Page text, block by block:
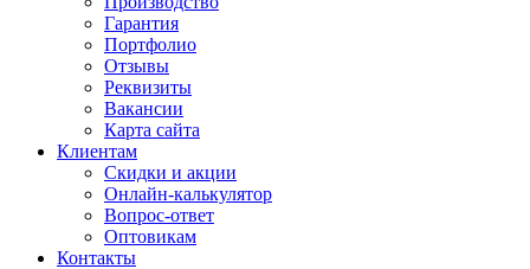
Гарантия
Портфолио
Отзывы
Реквизиты
Вакансии
Карта сайта
Клиентам
Скидки и акции
Онлайн-калькулятор
Вопрос-ответ
Оптовикам
Контакты